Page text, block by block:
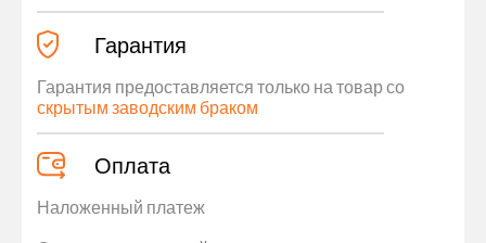
Гарантия
Гарантия предоставляется только на товар со
скрытым заводским браком
Оплата
Наложенный платеж